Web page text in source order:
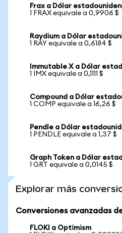
Frax a Dólar
1 FRAX equivale a 0,9906 $
Raydium a Dólar
1 RAY equivale a 0,6184 $
Immutable X a Dólar
1 IMX equivale a 0,1111 $
Compound a Dólar
1 COMP equivale a 16,26 $
Pendle a Dólar
1 PENDLE equivale a 1,37 $
Graph Token a Dólar
1 GRT equivale a 0,0145 $
Explorar más
Conversiones avanzadas
FLOKI a Optimism